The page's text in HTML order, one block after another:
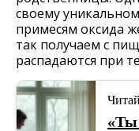
своему
примесям оксида
так получаем с
распадаются при
«Ты